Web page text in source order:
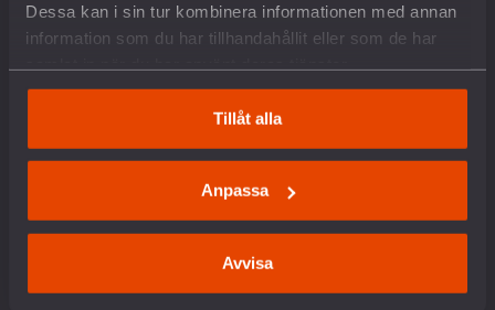
Dessa kan i sin tur kombinera informationen med annan
information som du har tillhandahållit eller som de har
Tillåt alla
Anpassa
Avvisa
VAD VI GÖR
Sverige och Nato
Situationen i Palestina och Israel
Försvars- och säkerhetspolitik
Unga och värnplikten